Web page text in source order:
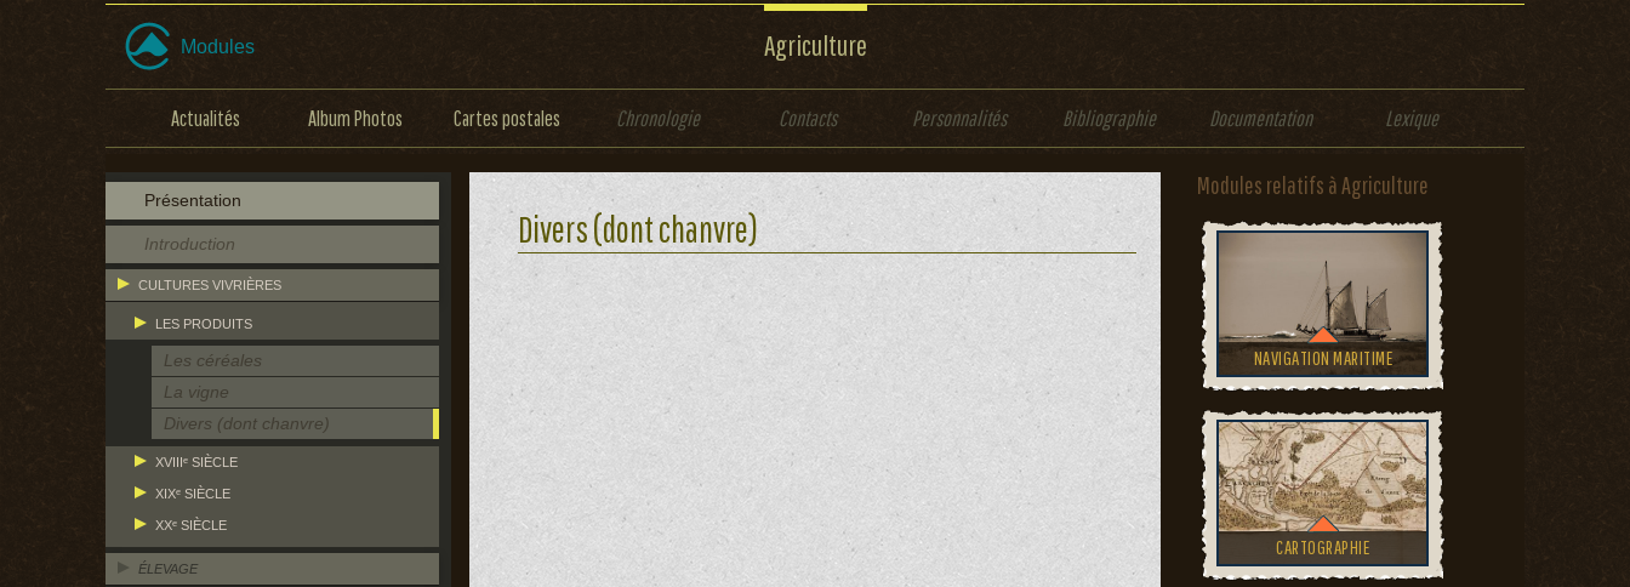
Modules Agriculture
Actualités Album Photos Cartes postales Chronologie Contacts Personnalités Bibliographie Documentation Lexique
Présentation
Introduction
CULTURES VIVRIÈRES
LES PRODUITS
Les céréales
La vigne
Divers (dont chanvre)
XVIIIᵉ SIÈCLE
XIXᵉ SIÈCLE
XXᵉ SIÈCLE
ÉLEVAGE
Divers (dont chanvre)
Modules relatifs à Agriculture
NAVIGATION MARITIME
CARTOGRAPHIE